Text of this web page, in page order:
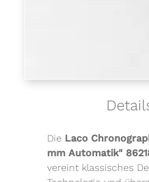
Die Laco
mm Automatik"
vereint klassisches